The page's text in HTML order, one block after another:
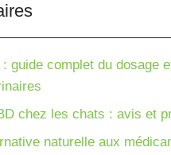
guide complet du dosage
chez les chats : avis et
naturelle aux